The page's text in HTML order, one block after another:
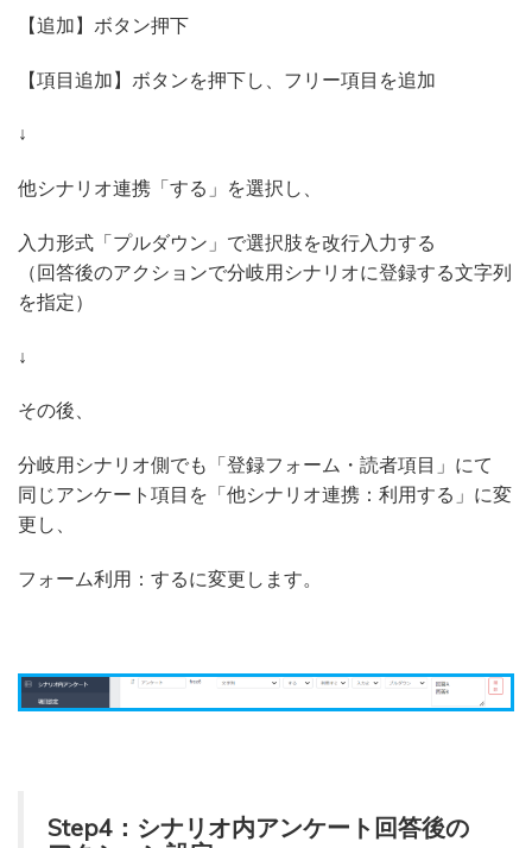
【追加】ボタン押下
【項目追加】ボタンを押下し、フリー項目を追加
↓
他シナリオ連携「する」を選択し、
入力形式「プルダウン」で選択肢を改行入力する
（回答後のアクションで分岐用シナリオに登録する文字列
を指定）
↓
その後、
分岐用シナリオ側でも「登録フォーム・読者項目」にて
同じアンケート項目を「他シナリオ連携：利用する」に変
更し、
フォーム利用：するに変更します。
Step4：シナリオ内アンケート回答後の